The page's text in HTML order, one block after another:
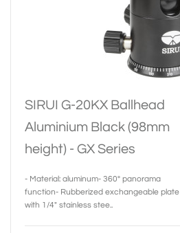
SIRUI G-20KX Ballhead
Aluminium Black (98mm
height) - GX Series
- Material: aluminum- 360° panorama
function- Rubberized exchangeable plate
with 1/4" stainless stee..